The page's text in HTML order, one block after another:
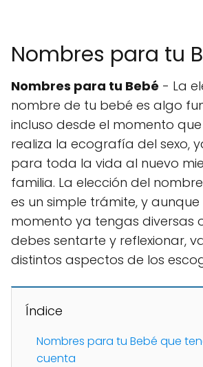
Nombres para tu
Nombres para tu Bebé - La
nombre de tu bebé es algo
incluso desde el momento
realiza la ecografía del sexo,
para toda la vida al nuevo
familia. La elección del
es un simple trámite, y
momento ya tengas diversas
debes sentarte y reflexionar,
distintos aspectos de los
Índice
Nombres para tu Bebé que
cuenta